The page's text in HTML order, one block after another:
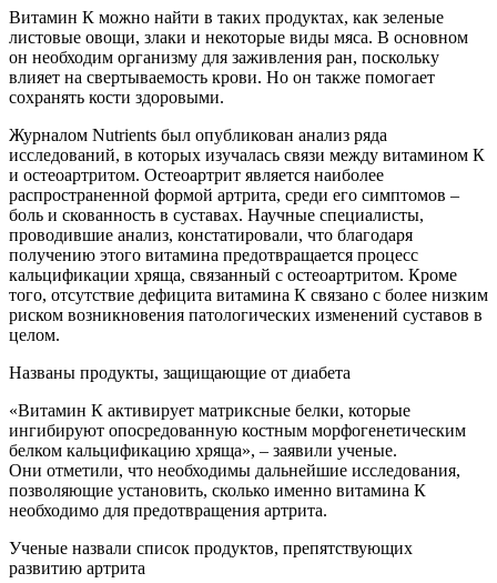
Витамин К можно найти в таких продуктах, как зеленые
листовые овощи, злаки и некоторые виды мяса. В основном
он необходим организму для заживления ран, поскольку
влияет на свертываемость крови. Но он также помогает
сохранять кости здоровыми.
Журналом Nutrients был опубликован анализ ряда
исследований, в которых изучалась связи между витамином К
и остеоартритом. Остеоартрит является наиболее
распространенной формой артрита, среди его симптомов –
боль и скованность в суставах. Научные специалисты,
проводившие анализ, констатировали, что благодаря
получению этого витамина предотвращается процесс
кальцификации хряща, связанный с остеоартритом. Кроме
того, отсутствие дефицита витамина К связано с более низким
риском возникновения патологических изменений суставов в
целом.
Названы продукты, защищающие от диабета
«Витамин К активирует матриксные белки, которые
ингибируют опосредованную костным морфогенетическим
белком кальцификацию хряща», – заявили ученые.
Они отметили, что необходимы дальнейшие исследования,
позволяющие установить, сколько именно витамина К
необходимо для предотвращения артрита.
Ученые назвали список продуктов, препятствующих
развитию артрита